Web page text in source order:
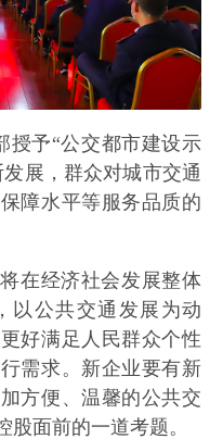
授予“公交都市建设示
展，群众对城市交通
障水平等服务品质的
在经济社会发展整体
以公共交通发展为动
好满足人民群众个性
需求。新企业要有新
方便、温馨的公共交
面前的一道考题。